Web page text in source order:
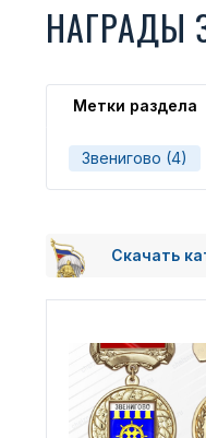
НАГРАДЫ
Метки раздела
Звенигово (4)
Скачать